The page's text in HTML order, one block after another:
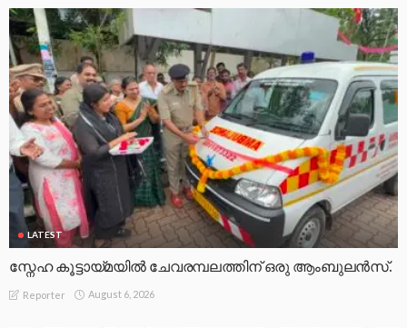
LATEST
സ്നേഹ കൂട്ടായ്മയിൽ ചേവരമ്പലത്തിന് ഒരു ആംബുലൻസ്.
Reporter August 6, 2026